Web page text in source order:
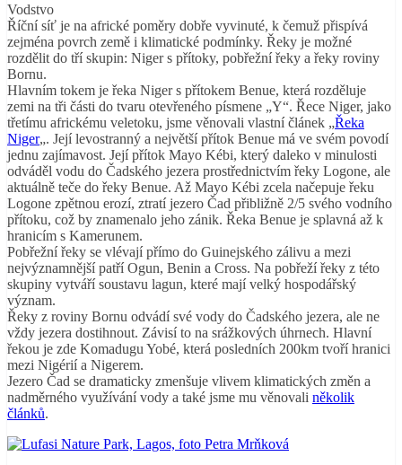
Vodstvo
Říční síť je na africké poměry dobře vyvinuté, k čemuž přispívá
zejména povrch země i klimatické podmínky. Řeky je možné
rozdělit do tří skupin: Niger s přítoky, pobřežní řeky a řeky roviny
Bornu.
Hlavním tokem je řeka Niger s přítokem Benue, která rozděluje
zemi na tři části do tvaru otevřeného písmene „Y“. Řece Niger, jako
třetímu africkému veletoku, jsme věnovali vlastní článek „Řeka
Niger„. Její levostranný a největší přítok Benue má ve svém povodí
jednu zajímavost. Její přítok Mayo Kébi, který daleko v minulosti
odváděl vodu do Čadského jezera prostřednictvím řeky Logone, ale
aktuálně teče do řeky Benue. Až Mayo Kébi zcela načepuje řeku
Logone zpětnou erozí, ztratí jezero Čad přibližně 2/5 svého vodního
přítoku, což by znamenalo jeho zánik. Řeka Benue je splavná až k
hranicím s Kamerunem.
Pobřežní řeky se vlévají přímo do Guinejského zálivu a mezi
nejvýznamnější patří Ogun, Benin a Cross. Na pobřeží řeky z této
skupiny vytváří soustavu lagun, které mají velký hospodářský
význam.
Řeky z roviny Bornu odvádí své vody do Čadského jezera, ale ne
vždy jezera dostihnout. Závisí to na srážkových úhrnech. Hlavní
řekou je zde Komadugu Yobé, která posledních 200km tvoří hranici
mezi Nigérií a Nigerem.
Jezero Čad se dramaticky zmenšuje vlivem klimatických změn a
nadměrného využívání vody a také jsme mu věnovali několik
článků.